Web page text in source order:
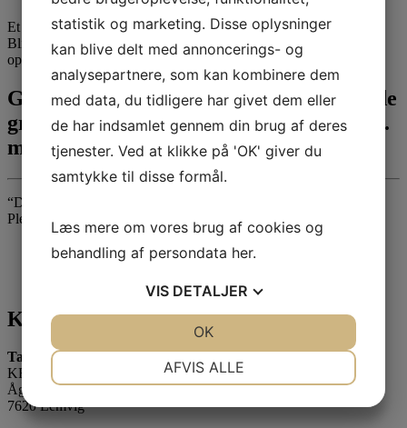
Et skægt og rart sted for børn i følge med voksne.
Bliv udfordret til at bruge fantasien, lege, synge, danse, male,
opfinde eller fortælle historier.
Generationsmøde “De små synger med de
grå” på Bækmarksbro Plejecenter den 9.
maj
“De små synger med de grå” og Charlotte på Bækmarksbro
Plejecenter kl. 10.00. Vuggestuen deltager.
Kontakt os
Tante Andante Hus
KFUM og KFUK i Lemvig
Ågade 5
7620 Lemvig
statistik og marketing. Disse oplysninger
kan blive delt med annoncerings- og
analysepartnere, som kan kombinere dem
med data, du tidligere har givet dem eller
de har indsamlet gennem din brug af deres
tjenester. Ved at klikke på 'OK' giver du
samtykke til disse formål.
Læs mere om vores brug af cookies og
behandling af persondata her.
VIS DETALJER
AFVIS ALLE
OK